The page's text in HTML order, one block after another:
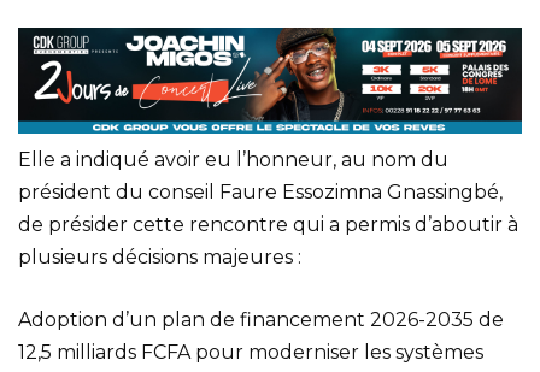
Elle a indiqué avoir eu l’honneur, au nom du
président du conseil Faure Essozimna Gnassingbé,
de présider cette rencontre qui a permis d’aboutir à
plusieurs décisions majeures :
Adoption d’un plan de financement 2026-2035 de
12,5 milliards FCFA pour moderniser les systèmes